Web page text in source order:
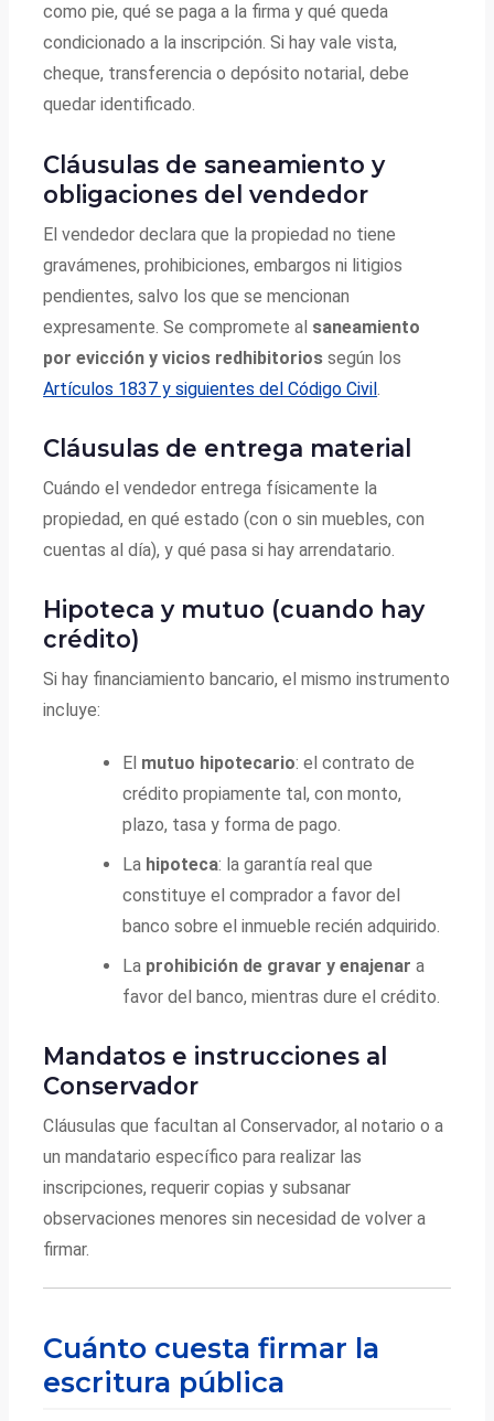
como pie, qué se paga a la firma y qué queda
condicionado a la inscripción. Si hay vale vista,
cheque, transferencia o depósito notarial, debe
quedar identificado.
Cláusulas de saneamiento y
obligaciones del vendedor
El vendedor declara que la propiedad no tiene
gravámenes, prohibiciones, embargos ni litigios
pendientes, salvo los que se mencionan
expresamente. Se compromete al saneamiento
por evicción y vicios redhibitorios según los
Artículos 1837 y siguientes del Código Civil
Cláusulas de entrega material
Cuándo el vendedor entrega físicamente la
propiedad, en qué estado (con o sin muebles, con
cuentas al día), y qué pasa si hay arrendatario.
Hipoteca y mutuo (cuando hay
crédito)
Si hay financiamiento bancario, el mismo instrumento
incluye:
El mutuo hipotecario: el contrato de
crédito propiamente tal, con monto,
plazo, tasa y forma de pago.
La hipoteca: la garantía real que
constituye el comprador a favor del
banco sobre el inmueble recién adquirido.
La prohibición de gravar y enajenar a
favor del banco, mientras dure el crédito.
Mandatos e instrucciones al
Conservador
Cláusulas que facultan al Conservador, al notario o a
un mandatario específico para realizar las
inscripciones, requerir copias y subsanar
observaciones menores sin necesidad de volver a
firmar.
Cuánto cuesta firmar la
escritura pública